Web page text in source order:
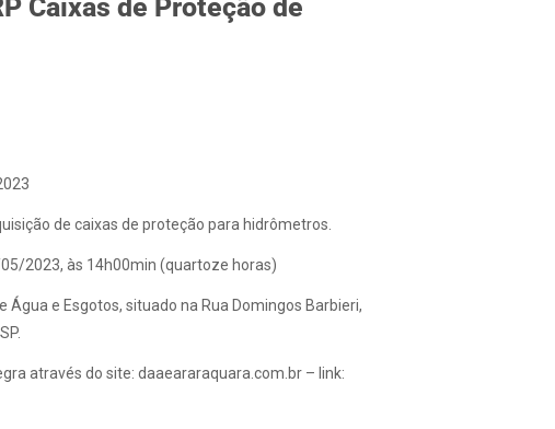
Caixas de Proteção de
de caixas de proteção para hidrômetros.
2023, às 14h00min (quartoze horas)
Água e Esgotos, situado na Rua Domingos Barbieri,
através do site: daaeararaquara.com.br – link: